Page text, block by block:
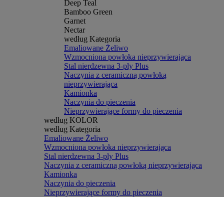
Deep Teal
Bamboo Green
Garnet
Nectar
według Kategoria
Emaliowane Żeliwo
Wzmocniona powłoka nieprzywierająca
Stal nierdzewna 3-ply Plus
Naczynia z ceramiczną powłoką
nieprzywierająca
Kamionka
Naczynia do pieczenia
Nieprzywierające formy do pieczenia
według KOLOR
według Kategoria
Emaliowane Żeliwo
Wzmocniona powłoka nieprzywierająca
Stal nierdzewna 3-ply Plus
Naczynia z ceramiczną powłoką nieprzywierająca
Kamionka
Naczynia do pieczenia
Nieprzywierające formy do pieczenia